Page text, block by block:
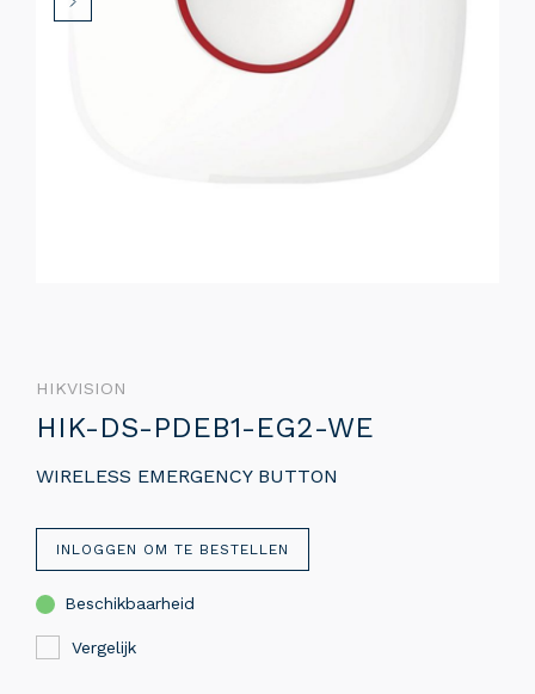
HIKVISION
HIK-DS-PDEB1-EG2-WE
WIRELESS EMERGENCY BUTTON
INLOGGEN OM TE BESTELLEN
Beschikbaarheid
Vergelijk